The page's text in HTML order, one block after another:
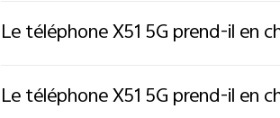
Le téléphone X51 5G prend-il en
Le téléphone X51 5G prend-il en